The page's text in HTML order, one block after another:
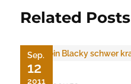
Related Posts
Sep.
12
2011